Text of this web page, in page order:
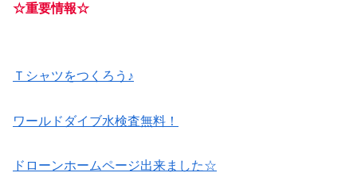
☆重要情報☆
Ｔシャツをつくろう♪
ワールドダイブ水検査無料！
ドローンホームページ出来ました☆